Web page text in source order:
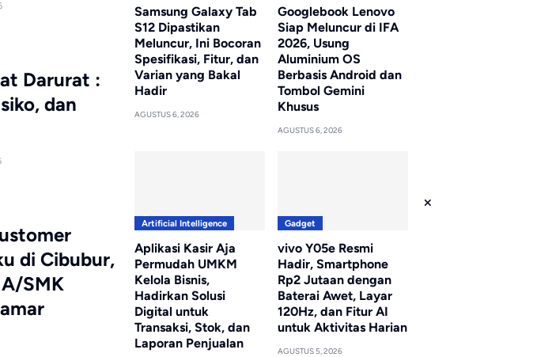
Darurat :
dan
di Cibubur,
SMK
Samsung Galaxy Tab
S12 Dipastikan
Meluncur, Ini Bocoran
Spesifikasi, Fitur, dan
Varian yang Bakal
Hadir
AGUSTUS 6, 2026
Googlebook Lenovo
Siap Meluncur di IFA
2026, Usung
Aluminium OS
Berbasis Android dan
Tombol Gemini
Khusus
AGUSTUS 6, 2026
Artificial Intelligence
Aplikasi Kasir Aja
Permudah UMKM
Kelola Bisnis,
Hadirkan Solusi
Digital untuk
Transaksi, Stok, dan
Laporan Penjualan
Gadget
vivo Y05e Resmi
Hadir, Smartphone
Rp2 Jutaan dengan
Baterai Awet, Layar
120Hz, dan Fitur AI
untuk Aktivitas Harian
AGUSTUS 5, 2026